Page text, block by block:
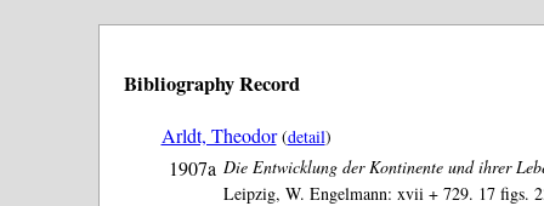
Bibliography Record
Arldt, Theodor (detail)
1907a Die Entwicklung der Kontinente und ihrer
Leipzig, W. Engelmann: xvii + 729. 17 figs.